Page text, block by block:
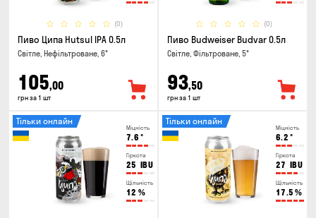
(0)
Пиво Ципа Hutsul IPA 0.5л
Світле, Нефільтроване, 6°
105,00
грн за 1 шт
(0)
Пиво Budweiser Budvar 0.5л
Світле, Фільтроване, 5°
93,50
грн за 1 шт
Міцність
7.6 °
Гіркота
25 IBU
Щільність
12 %
Тільки онлайн
Міцність
6.2 °
Гіркота
27 IBU
Щільність
17.5 %
Тільки онлайн